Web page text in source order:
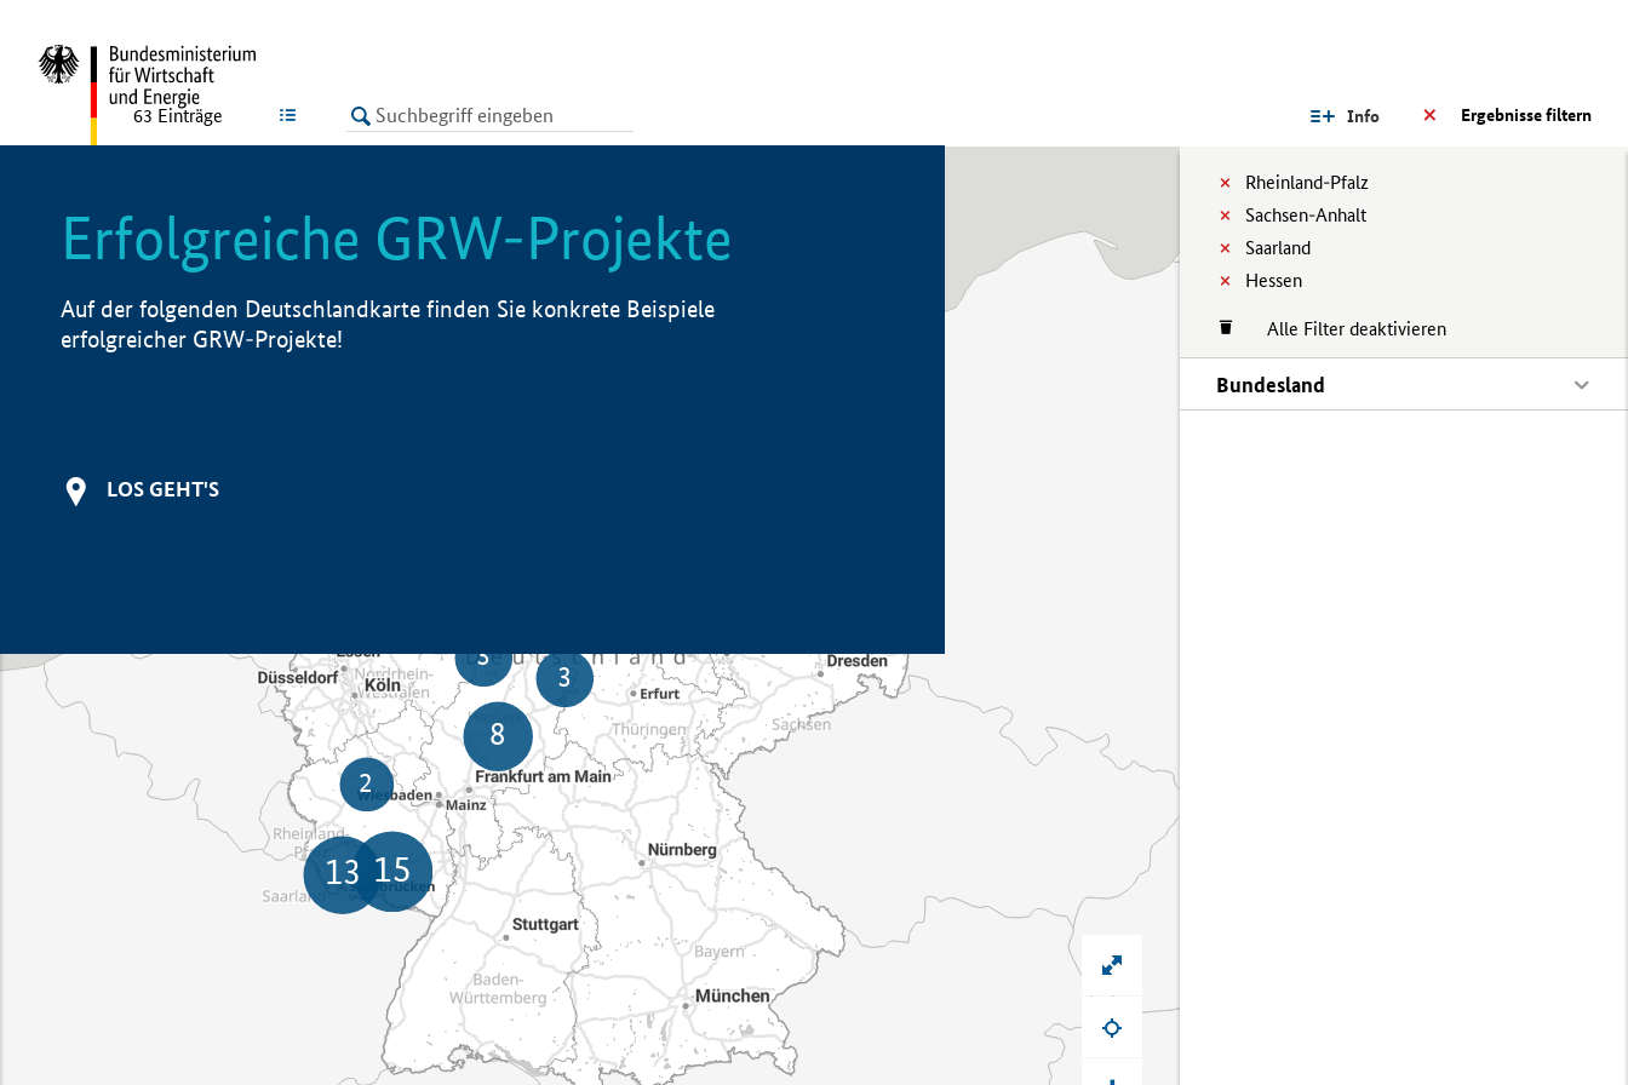
LISTE Ergebnisse filtern
Info
Rheinland-Pfalz
Sachsen-Anhalt
Saarland
Hessen
Alle Filter deaktivieren
Bundesland
63 Einträge
Erfolgreiche GRW-Projekte
Auf der folgenden Deutschlandkarte finden Sie konkrete Beispiele
erfolgreicher GRW-Projekte!
LOS GEHT'S